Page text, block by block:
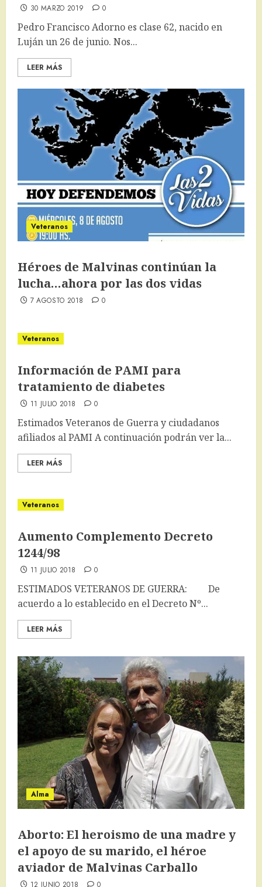
30 MARZO 2019 0
Pedro Francisco Adorno es clase 62, nacido en
Luján un 26 de junio. Nos...
LEER MÁS
Veteranos
Héroes de Malvinas continúan la
lucha…ahora por las dos vidas
7 AGOSTO 2018 0
Veteranos
​Información de PAMI para
tratamiento de diabetes
11 JULIO 2018 0
Estimados Veteranos de Guerra y ciudadanos
afiliados al PAMI A continuación podrán ver la...
LEER MÁS
Veteranos
Aumento Complemento Decreto
1244/98
11 JULIO 2018 0
ESTIMADOS VETERANOS DE GUERRA: De
acuerdo a lo establecido en el Decreto Nº...
LEER MÁS
Alma
Aborto: El heroismo de una madre y
el apoyo de su marido, el héroe
aviador de Malvinas Carballo
12 JUNIO 2018 0